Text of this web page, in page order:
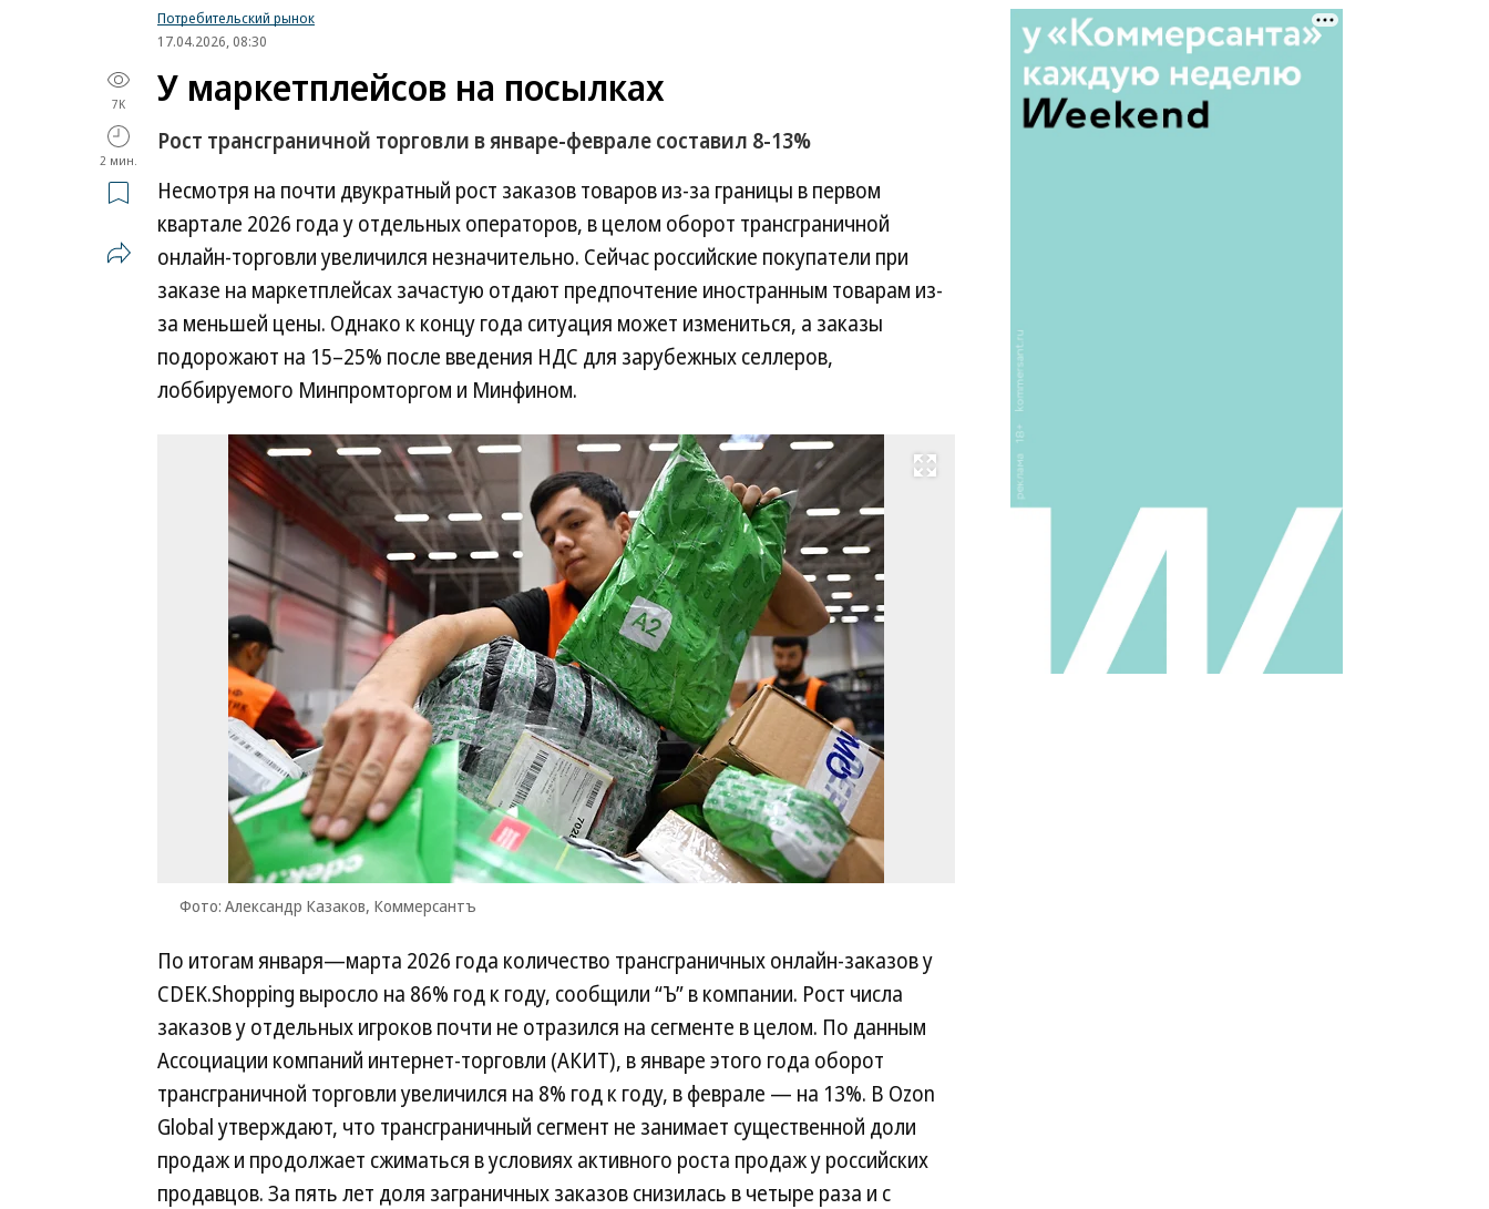
Потребительский рынок
17.04.2026, 08:30
7K
2 мин.
У маркетплейсов на посылках
Рост трансграничной торговли в январе-феврале составил 8-13%
Несмотря на почти двукратный рост заказов товаров из-за границы в первом
квартале 2026 года у отдельных операторов, в целом оборот трансграничной
онлайн-торговли увеличился незначительно. Сейчас российские покупатели при
заказе на маркетплейсах зачастую отдают предпочтение иностранным товарам из-
за меньшей цены. Однако к концу года ситуация может измениться, а заказы
подорожают на 15–25% после введения НДС для зарубежных селлеров,
лоббируемого Минпромторгом и Минфином.
Развернуть на весь экран
Фото: Александр Казаков, Коммерсантъ
По итогам января—марта 2026 года количество трансграничных онлайн-заказов у
CDEK.Shopping выросло на 86% год к году, сообщили “Ъ” в компании. Рост числа
заказов у отдельных игроков почти не отразился на сегменте в целом. По данным
Ассоциации компаний интернет-торговли (АКИТ), в январе этого года оборот
трансграничной торговли увеличился на 8% год к году, в феврале — на 13%. В Ozon
Global утверждают, что трансграничный сегмент не занимает существенной доли
продаж и продолжает сжиматься в условиях активного роста продаж у российских
продавцов. За пять лет доля заграничных заказов снизилась в четыре раза и с